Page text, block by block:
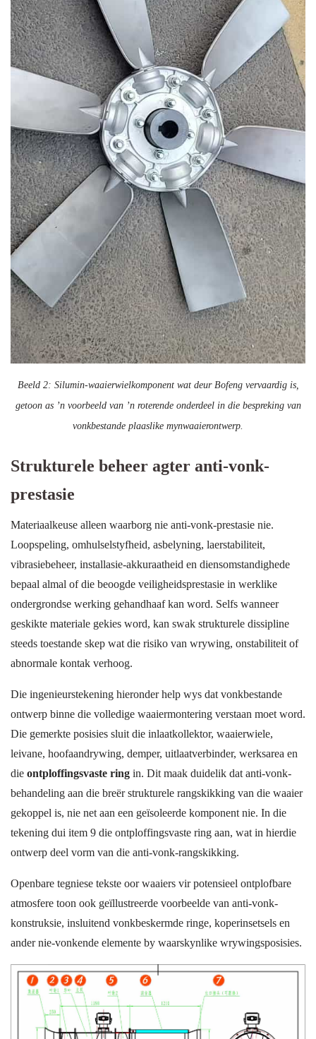
Beeld 2: Silumin-waaierwielkomponent wat deur Bofeng vervaardig is,
getoon as ’n voorbeeld van ’n roterende onderdeel in die bespreking van
vonkbestande plaaslike mynwaaierontwerp.
Strukturele beheer agter anti-vonk-
prestasie
Materiaalkeuse alleen waarborg nie anti-vonk-prestasie nie.
Loopspeling, omhulselstyfheid, asbelyning, laerstabiliteit,
vibrasiebeheer, installasie-akkuraatheid en diensomstandighede
bepaal almal of die beoogde veiligheidsprestasie in werklike
ondergrondse werking gehandhaaf kan word. Selfs wanneer
geskikte materiale gekies word, kan swak strukturele dissipline
steeds toestande skep wat die risiko van wrywing, onstabiliteit of
abnormale kontak verhoog.
Die ingenieurstekening hieronder help wys dat vonkbestande
ontwerp binne die volledige waaiermontering verstaan moet word.
Die gemerkte posisies sluit die inlaatkollektor, waaierwiele,
leivane, hoofaandrywing, demper, uitlaatverbinder, werksarea en
die ontploffingsvaste ring in. Dit maak duidelik dat anti-vonk-
behandeling aan die breër strukturele rangskikking van die waaier
gekoppel is, nie net aan een geïsoleerde komponent nie. In die
tekening dui item 9 die ontploffingsvaste ring aan, wat in hierdie
ontwerp deel vorm van die anti-vonk-rangskikking.
Openbare tegniese tekste oor waaiers vir potensieel ontplofbare
atmosfere toon ook geïllustreerde voorbeelde van anti-vonk-
konstruksie, insluitend vonkbeskermde ringe, koperinsetsels en
ander nie-vonkende elemente by waarskynlike wrywingsposisies.